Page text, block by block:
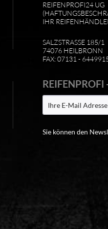
REIFENPROFI24 UG
IHR
SALZSTRASSE 185/1
74076 HEILBRONN
FAX: 07131 -
Sie können den